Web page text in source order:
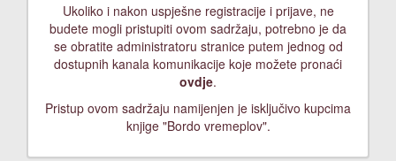
Ukoliko i nakon uspješne registracije i prijave, ne
budete mogli pristupiti ovom sadržaju, potrebno je da
se obratite administratoru stranice putem jednog od
dostupnih kanala komunikacije koje možete pronaći
ovdje.
Pristup ovom sadržaju namijenjen je isključivo kupcima
knjige "Bordo vremeplov".